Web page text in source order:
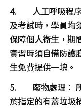
4. 人工呼吸程序
及考試時，學員均
保障個人衛生，期
實習時須自備防護
生免費提供一塊。
5. 廢物處理： 所
於指定的有蓋垃圾